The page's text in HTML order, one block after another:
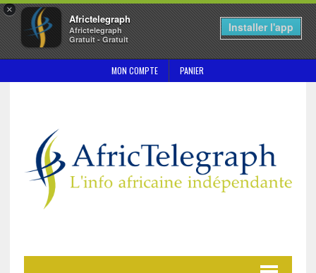
×
Africtelegraph
Africtelegraph
Gratuit - Gratuit
Installer l'app
MON COMPTE PANIER